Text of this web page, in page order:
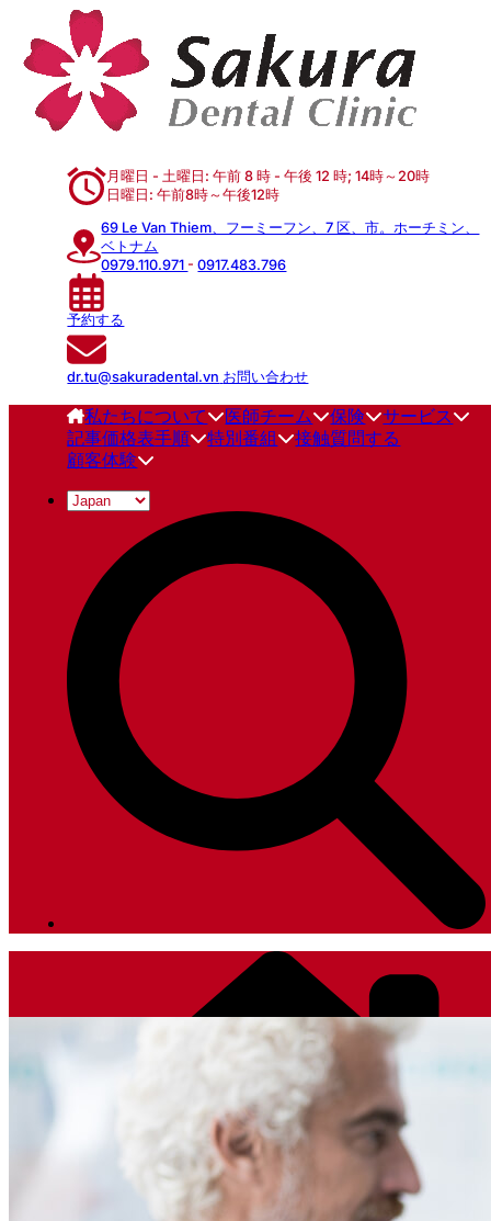
月曜日 - 土曜日: 午前 8 時 - 午後 12 時; 14時～20時
日曜日: 午前8時～午後12時
69 Le Van Thiem、フーミーフン、7 区、市。ホーチミン、
ベトナム
0979.110.971 - 0917.483.796
予約する
dr.tu@sakuradental.vn お問い合わせ
私たちについて 医師チーム 保険
サービス
記事価格表手順 特別番組 接触質問する
顧客体験